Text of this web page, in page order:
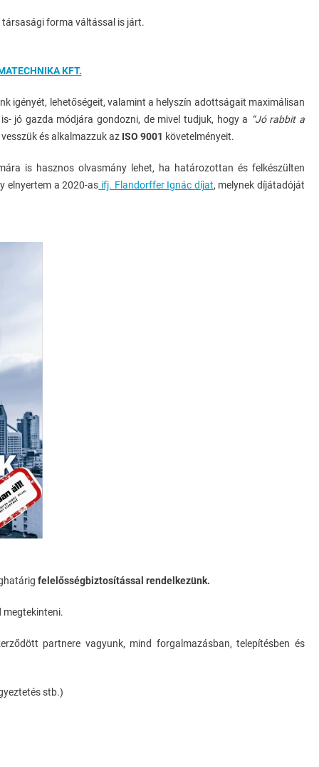
Egy Kis Lazítás...
Jelentkezés
társasági forma váltással is járt.
KFT.
igényét, lehetőségeit, valamint a helyszín adottságait maximálisan
jó gazda módjára gondozni, de mivel tudjuk, hogy a “Jó rabbit a
és alkalmazzuk az ISO 9001 követelményeit.
is hasznos olvasmány lehet, ha határozottan és felkészülten
elnyertem a 2020-as ifj. Flandorffer Ignác díjat, melynek díjátadóját
felelősségbiztosítással rendelkezünk.
partnere vagyunk, mind forgalmazásban, telepítésben és
stb.)